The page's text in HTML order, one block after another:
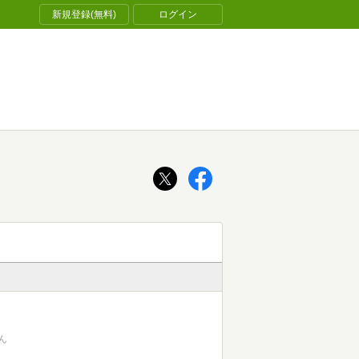
新規登録(無料) ログイン